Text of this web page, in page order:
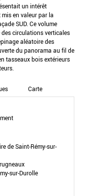
un intérêt
en valeur par la
SUD. Ce volume
circulations verticales
aléatoire des
du panorama au fil de
tasseaux bois extérieurs
Carte
de Saint-Rémy-sur-
sur-Durolle